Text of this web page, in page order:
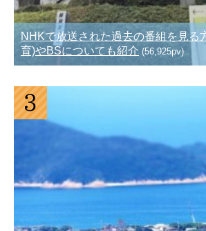
NHKで放送された過去の番組を見る
育)やBSについても紹介 (56,925pv)